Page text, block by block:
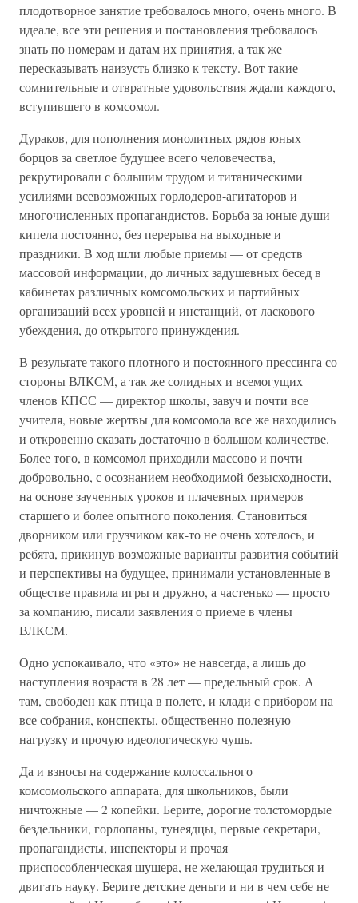
плодотворное занятие требовалось много, очень много. В
идеале, все эти решения и постановления требовалось
знать по номерам и датам их принятия, а так же
пересказывать наизусть близко к тексту. Вот такие
сомнительные и отвратные удовольствия ждали каждого,
вступившего в комсомол.
Дураков, для пополнения монолитных рядов юных
борцов за светлое будущее всего человечества,
рекрутировали с большим трудом и титаническими
усилиями всевозможных горлодеров-агитаторов и
многочисленных пропагандистов. Борьба за юные души
кипела постоянно, без перерыва на выходные и
праздники. В ход шли любые приемы — от средств
массовой информации, до личных задушевных бесед в
кабинетах различных комсомольских и партийных
организаций всех уровней и инстанций, от ласкового
убеждения, до открытого принуждения.
В результате такого плотного и постоянного прессинга со
стороны ВЛКСМ, а так же солидных и всемогущих
членов КПСС — директор школы, завуч и почти все
учителя, новые жертвы для комсомола все же находились
и откровенно сказать достаточно в большом количестве.
Более того, в комсомол приходили массово и почти
добровольно, с осознанием необходимой безысходности,
на основе заученных уроков и плачевных примеров
старшего и более опытного поколения. Становиться
дворником или грузчиком как-то не очень хотелось, и
ребята, прикинув возможные варианты развития событий
и перспективы на будущее, принимали установленные в
обществе правила игры и дружно, а частенько — просто
за компанию, писали заявления о приеме в члены
ВЛКСМ.
Одно успокаивало, что «это» не навсегда, а лишь до
наступления возраста в 28 лет — предельный срок. А
там, свободен как птица в полете, и клади с прибором на
все собрания, конспекты, общественно-полезную
нагрузку и прочую идеологическую чушь.
Да и взносы на содержание колоссального
комсомольского аппарата, для школьников, были
ничтожные — 2 копейки. Берите, дорогие толстомордые
бездельники, горлопаны, тунеядцы, первые секретари,
пропагандисты, инспекторы и прочая
приспособленческая шушера, не желающая трудиться и
двигать науку. Берите детские деньги и ни в чем себе не